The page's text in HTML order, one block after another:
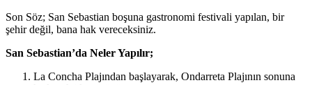
Son Söz; San Sebastian boşuna gastronomi festivali yapılan, bir
şehir değil, bana hak vereceksiniz.
San Sebastian’da Neler Yapılır;
La Concha Plajından başlayarak, Ondarreta Plajının sonuna